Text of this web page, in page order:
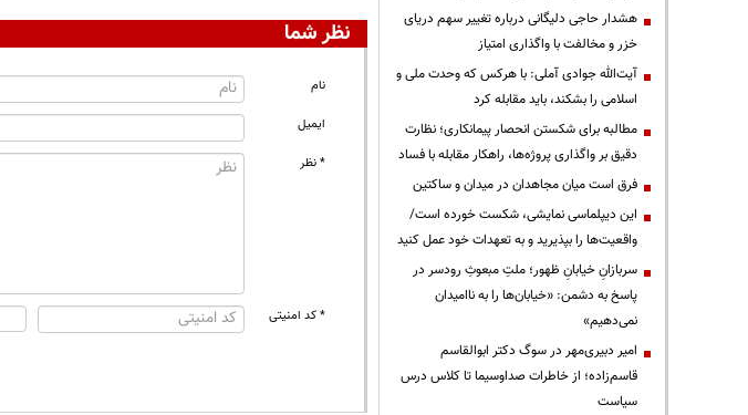
نظر شما
نام
ایمیل
* نظر
* کد امنیتی
هشدار حاجی دلیگانی درباره تغییر سهم دریای
خزر و مخالفت با واگذاری امتیاز
آیت‌الله جوادی آملی: با هرکس که وحدت ملی و
اسلامی را بشکند، باید مقابله کرد
مطالبه برای شکستن انحصار پیمانکاری؛ نظارت
دقیق بر واگذاری پروژه‌ها، راهکار مقابله با فساد
فرق است میان مجاهدان در میدان و ساکتین
این دیپلماسی نمایشی، شکست خورده است/
واقعیت‌ها را بپذیرید و به تعهدات خود عمل کنید
سربازانِ خیابانِ ظهور؛ ملتِ مبعوثِ رودسر در
پاسخ به دشمن: «خیابان‌ها را به ناامیدان
نمی‌دهیم»
امیر دبیری‌مهر در سوگ دکتر ابوالقاسم
قاسم‌زاده؛ از خاطرات صداوسیما تا کلاس درس
سیاست